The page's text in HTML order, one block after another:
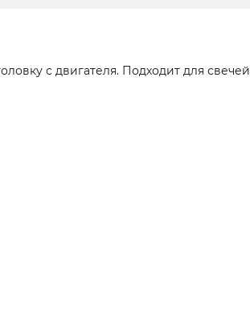
с двигателя. Подходит для свечей